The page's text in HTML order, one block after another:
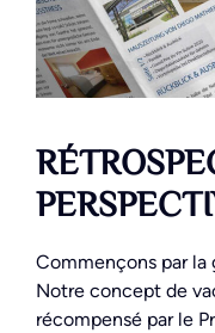
Commençons par la
Notre concept de
récompensé par le